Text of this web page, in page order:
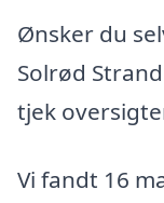
Ønsker du
Solrød
tjek
Vi fandt 16